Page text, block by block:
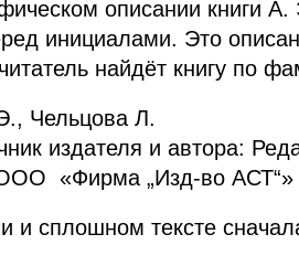
описании книги
инициалами. Это
найдёт книгу по
Чельцова Л.
издателя и автора:
«Фирма „Изд‑во
и сплошном тексте